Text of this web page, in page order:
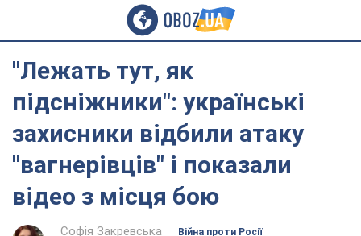
"Лежать тут, як
підсніжники": українські
захисники відбили атаку
"вагнерівців" і показали
відео з місця бою
Софія Закревська
Війна проти Росії